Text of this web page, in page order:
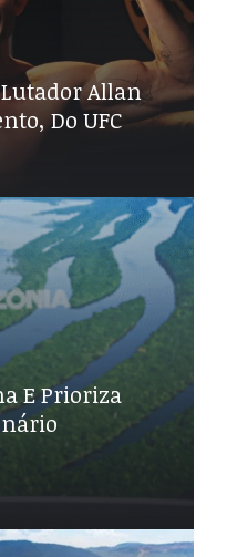
Lutador Allan
Do UFC
E Prioriza